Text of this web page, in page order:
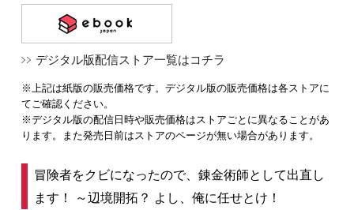
デジタル版配信ストア一覧はコチラ
※上記は紙版の販売価格です。デジタル版の販売価格は各ストアに
てご確認ください。
※デジタル版の配信日時や販売価格はストアごとに異なることがあ
ります。また発売日前はストアのページが無い場合があります。
冒険者をクビになったので、錬金術師として出直し
ます！ ～辺境開拓？ よし、俺に任せとけ！